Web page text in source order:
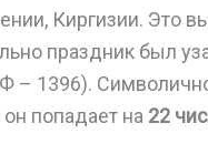
Киргизии. Это
праздник был
– 1396).
попадает на 22